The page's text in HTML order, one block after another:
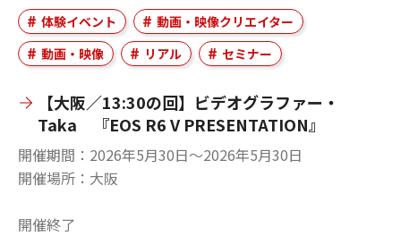
体験イベント
動画・映像クリエイター
動画・映像
リアル セミナー
【大阪／13:30の回】ビデオグラファー・
Taka 『EOS R6 V PRESENTATION』
開催期間
2026年5月30日〜2026年5月30日
開催場所
大阪
開催終了